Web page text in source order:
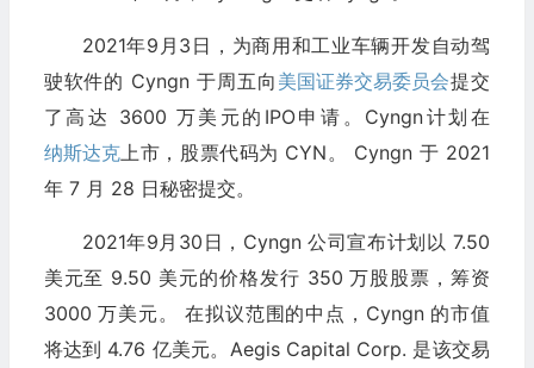
2021年9月3日，为商用和工业车辆开发自动驾
驶软件的 Cyngn 于周五向 美国证券交易委员会提交
了高达 3600 万美元的IPO申请。Cyngn计划在
纳斯达克上市，股票代码为 CYN。 Cyngn 于 2021
年 7 月 28 日秘密提交。
2021年9月30日，Cyngn 公司宣布计划以 7.50
美元至 9.50 美元的价格发行 350 万股股票，筹资
3000 万美元。 在拟议范围的中点，Cyngn 的市值
将达到 4.76 亿美元。Aegis Capital Corp. 是该交易